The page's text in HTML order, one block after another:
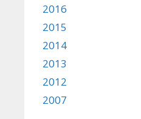
2016
2015
2014
2013
2012
2007